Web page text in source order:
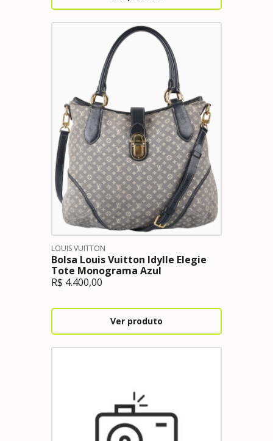
LOUIS VUITTON
Bolsa Louis Vuitton Idylle Elegie
Tote Monograma Azul
R$ 4.400,00
Ver produto